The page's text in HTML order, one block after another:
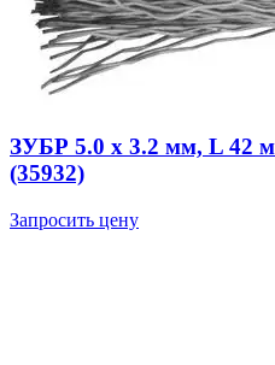
ЗУБР 5.0 х 3.2 мм, L 42
(35932)
Запросить цену